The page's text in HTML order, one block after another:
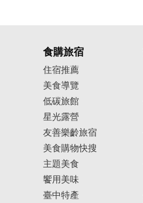
食購旅宿
住宿推薦
美食導覽
低碳旅館
星光露營
友善樂齡旅宿
美食購物快搜
主題美食
饗用美味
臺中特產